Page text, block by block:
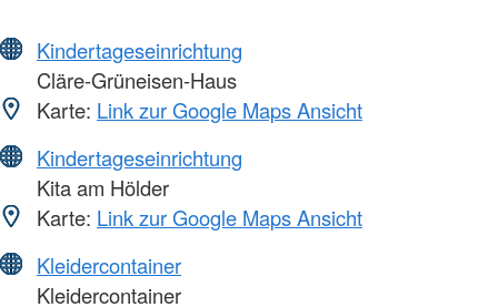
Kindertageseinrichtung
Cläre-Grüneisen-Haus
Karte: Link zur Google Maps Ansicht
Kindertageseinrichtung
Kita am Hölder
Karte: Link zur Google Maps Ansicht
Kleidercontainer
Kleidercontainer